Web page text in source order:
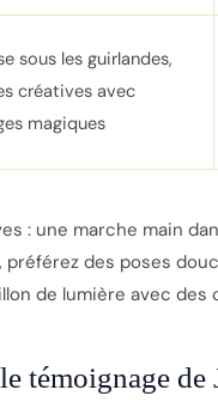
sous les guirlandes,
créatives avec
magiques
: une marche main
des poses
de lumière avec
témoignage de